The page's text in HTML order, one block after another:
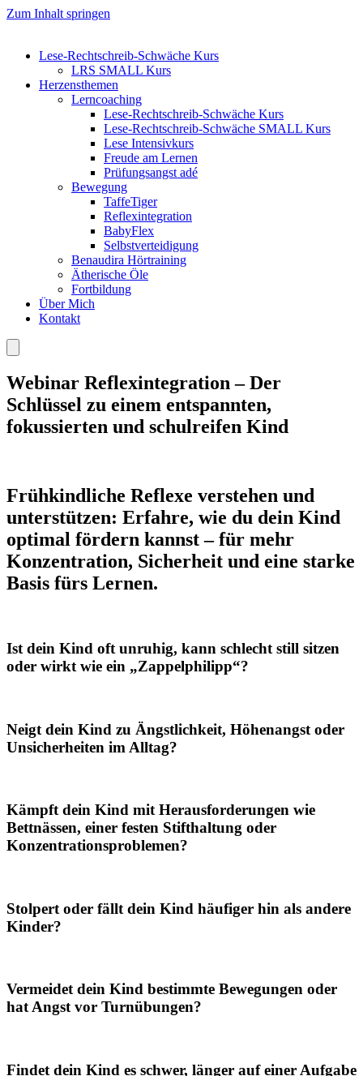
Zum Inhalt springen
Lese-Rechtschreib-Schwäche Kurs
LRS SMALL Kurs
Herzensthemen
Lerncoaching
Lese-Rechtschreib-Schwäche Kurs
Lese-Rechtschreib-Schwäche SMALL Kurs
Lese Intensivkurs
Freude am Lernen
Prüfungsangst adé
Bewegung
TaffeTiger
Reflexintegration
BabyFlex
Selbstverteidigung
Benaudira Hörtraining
Ätherische Öle
Fortbildung
Über Mich
Kontakt
Webinar Reflexintegration – Der
Schlüssel zu einem entspannten,
fokussierten und schulreifen Kind
Frühkindliche Reflexe verstehen und
unterstützen: Erfahre, wie du dein Kind
optimal fördern kannst – für mehr
Konzentration, Sicherheit und eine starke
Basis fürs Lernen.
Ist dein Kind oft unruhig, kann schlecht still sitzen
oder wirkt wie ein „Zappelphilipp“?
Neigt dein Kind zu Ängstlichkeit, Höhenangst oder
Unsicherheiten im Alltag?
Kämpft dein Kind mit Herausforderungen wie
Bettnässen, einer festen Stifthaltung oder
Konzentrationsproblemen?
Stolpert oder fällt dein Kind häufiger hin als andere
Kinder?
Vermeidet dein Kind bestimmte Bewegungen oder
hat Angst vor Turnübungen?
Findet dein Kind es schwer, länger auf einer Aufgabe